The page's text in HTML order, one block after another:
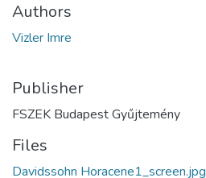
Authors
Vizler Imre
Publisher
FSZEK Budapest Gyűjtemény
Files
Davidssohn Horacene1_screen.jpg